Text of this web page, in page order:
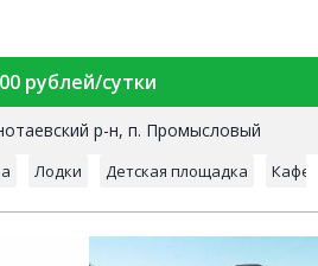
рублей/сутки
р-н, п. Промысловый
Лодки Детская площадка Кафе